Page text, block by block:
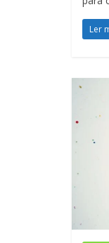
Ler